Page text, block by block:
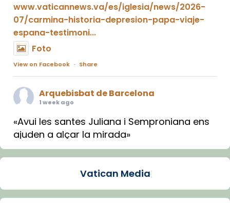
www.vaticannews.va/es/iglesia/news/2026-
07/carmina-historia-depresion-papa-viaje-
espana-testimoni...
Foto
View on Facebook · Share
Arquebisbat de Barcelona
1 week ago
«Avui les santes Juliana i Semproniana ens
ajuden a alçar la mirada»
Mons. Sergi Gordo, bisbe de Tortosa, ha
Santes de Mataró.
🔗tinyurl.com/cvu5jmbk
Vatican Media